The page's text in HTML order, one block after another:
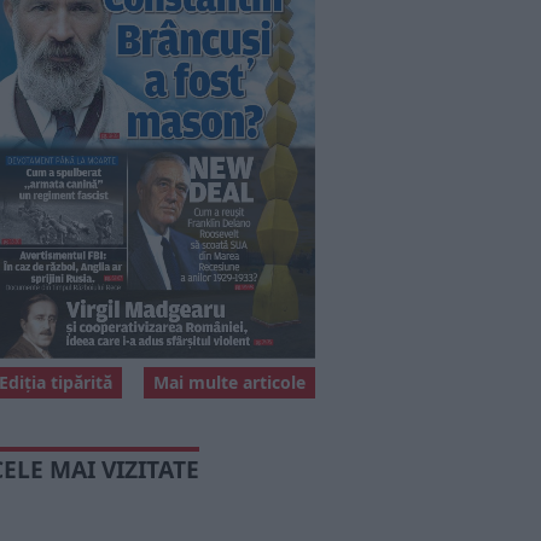
Mai multe articole
Ediția tipărită
MAI VIZITATE